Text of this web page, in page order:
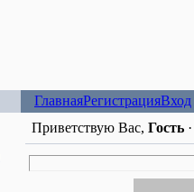
ГлавнаяРегистрацияВход
Приветствую Вас, Гость